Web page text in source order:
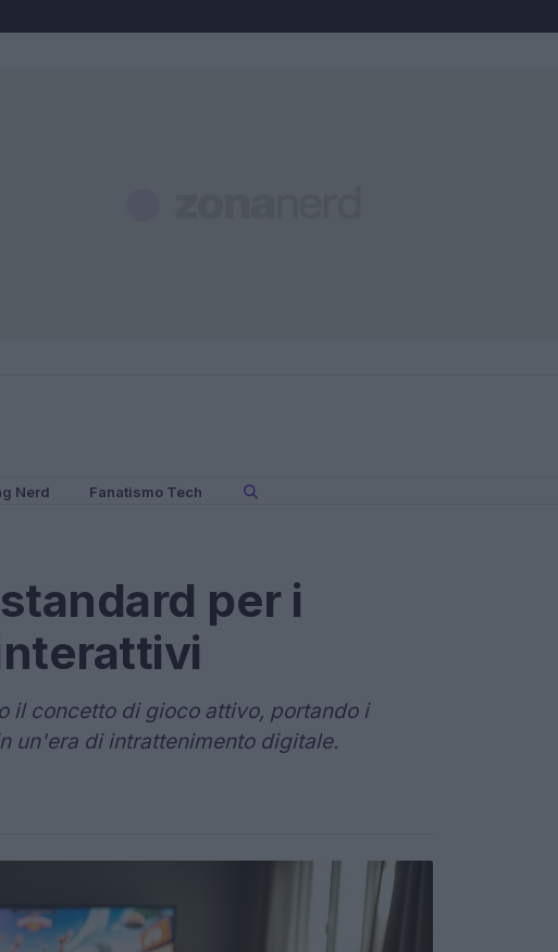
Nerd Fanatismo Tech
per i
il concetto di gioco attivo, portando i
un'era di intrattenimento digitale.